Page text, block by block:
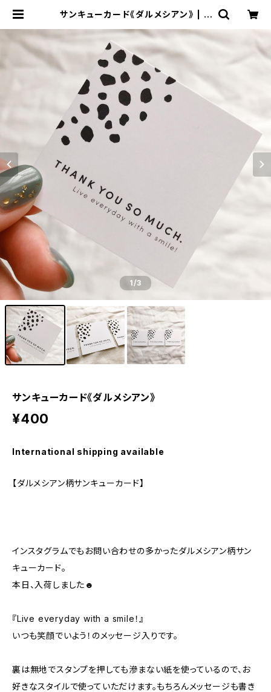
サンキューカード《ダルメシアン》 | H
1/3
サンキューカード《ダルメシアン》
¥400
International shipping available
【ダルメシアン柄サンキューカード】
インスタグラムでもお問い合わせの多かったダルメシアン柄サン
キューカード。
本日、入荷しました☻
『Live everyday with a smile！ 』
いつも笑顔でいよう！のメッセージ入りです。
裏は無地でスタンプを押しても滲まない紙を使っているので、お
好きなスタイルで使っていただけます。もちろんメッセージも書き